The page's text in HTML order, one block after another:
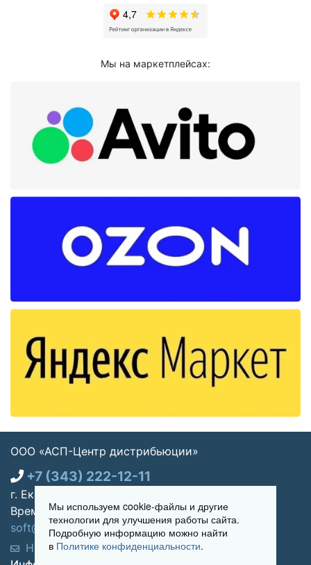
Мы на маркетплейсах:
ООО «АСП-Центр дистрибьюции»
+7 (343) 222-12-11
г. Екатеринбург, ул. Щорса 7, офис 270
Время работы: Пн-пт 09:00 - 18:00
soft@asp-partners.ru
Написать нам
Обратный звонок
Мы используем cookie-файлы и другие
технологии для улучшения работы сайта.
Подробную информацию можно найти
в Политике конфиденциальности.